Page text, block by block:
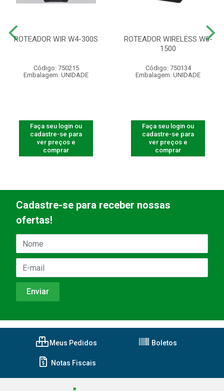
ROTEADOR WIR W4-300S
Código: 750215
Embalagem: UNIDADE
Faça seu login ou
cadastre-se para
ver preços e
comprar
ROTEADOR WIRELESS W6-
1500
Código: 750134
Embalagem: UNIDADE
Faça seu login ou
cadastre-se para
ver preços e
comprar
Cadastre-se para receber nossas
ofertas!
Meus Pedidos Boletos
Notas Fiscais